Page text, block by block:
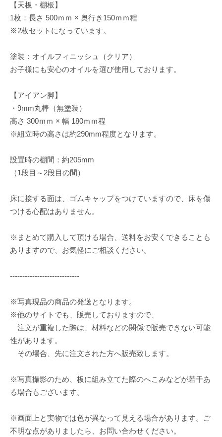
【天板・棚板】
1枚：長さ 500ｍｍ × 奥行き150ｍｍ程
※2枚セットになっています。
塗装：オイルフィニッシュ（クリア）
お子様にも安心のオイルを選び使用しております。
【アイアン脚】
・9mm丸棒（無塗装）
高さ 300ｍｍ × 幅 180ｍｍ程
※組立時の高さは約290mm程度となります。
設置時の棚間：約205mm
（1段目～2段目の間）
床に接する面は、ゴムキャップをつけていますので、床を傷
つける心配はありません。
※まとめて購入して頂ける場合、送料をお安くできることも
ありますので、お気軽にご相談ください。
----------------------------
※写真現品の商品の発送となります。
※他のサイトでも、販売しておりますので、
注文が重複した際は、材料などの関係で販売できない可能
性があります。
その場合、先に注文された方へ販売致します。
※写真撮影のため、板に組み立てた際のへこみなどが若干あ
る場合もございます。
※画面上と実物では色が異なって見える場合があります。ご
不明な点がありましたら、お問い合わせください。